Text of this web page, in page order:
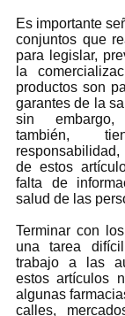
Es importante
conjuntos que
para legislar,
la
productos son
garantes de la
sin embargo,
también,
de estos
falta de
salud de las
Terminar con
una tarea
trabajo a las
estos artículos
algunas
calles,